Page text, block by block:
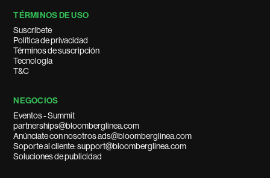
TÉRMINOS DE USO
Suscríbete
Política de privacidad
Términos de suscripción
Tecnología
T&C
NEGOCIOS
Eventos - Summit
partnerships@bloomberglinea.com
Anúnciate con nosotros ads@bloomberglinea.com
Soporte al cliente: support@bloomberglinea.com
Soluciones de publicidad